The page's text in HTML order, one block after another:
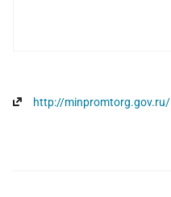
http://minpromtorg.gov.ru/